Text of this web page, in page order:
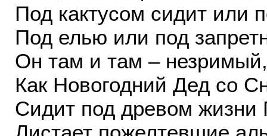
Под кактусом сидит или
Под елью или под
Он там и там –
Как Новогодний Дед со
Сидит под древом жизни